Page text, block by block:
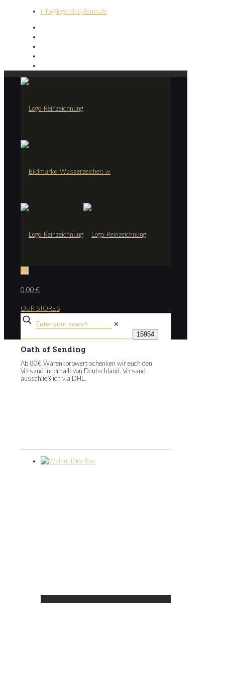
info@legendaryitems.de
00
0,00 €
OUR STORES
✕
Oath of Sending
Ab 80€ Warenkorbwert schenken wir euch den
Versand innerhalb von Deutschland. Versand
ausschließlich via DHL.